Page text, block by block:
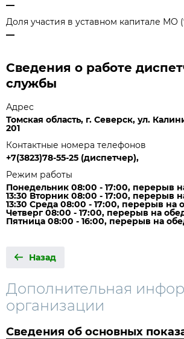
—
Доля участия в уставном капитале МО
—
Сведения о работе
службы
Адрес
Томская область, г. Северск, ул.
201
Контактные номера телефонов
+7(3823)78-55-25 (диспетчер),
Режим работы
Понедельник 08:00 - 17:00, перерыв
13:30 Вторник 08:00 - 17:00, перерыв
13:30 Среда 08:00 - 17:00, перерыв на
Четверг 08:00 - 17:00, перерыв на обед
Пятница 08:00 - 16:00, перерыв на
Назад
Дополнительная
организации
Сведения об основных